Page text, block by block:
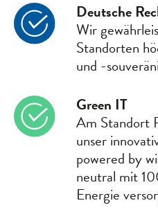
Deutsche
Wir
Standorten
und -
Green IT
Am Standort
unser
powered by
neutral mit
Energie